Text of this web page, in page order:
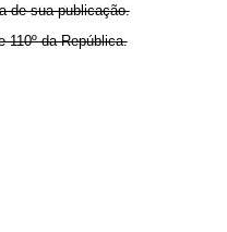
sua publicação.
da República.